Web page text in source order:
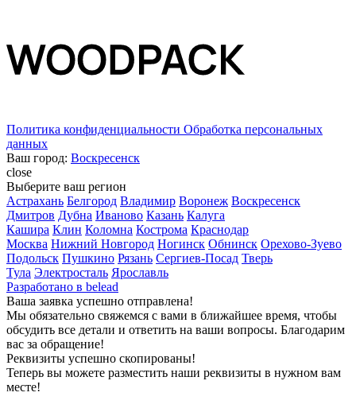
Политика конфиденциальности Обработка персональных
данных
Ваш город: Воскресенск
close
Выберите ваш регион
Астрахань Белгород Владимир Воронеж Воскресенск
Дмитров Дубна Иваново Казань Калуга
Кашира Клин Коломна Кострома Краснодар
Москва Нижний Новгород Ногинск Обнинск Орехово-Зуево
Подольск Пушкино Рязань Сергиев-Посад Тверь
Тула Электросталь Ярославль
Разработано в belead
Ваша заявка успешно отправлена!
Мы обязательно свяжемся с вами в ближайшее время, чтобы
обсудить все детали и ответить на ваши вопросы. Благодарим
вас за обращение!
Реквизиты успешно скопированы!
Теперь вы можете разместить наши реквизиты в нужном вам
месте!